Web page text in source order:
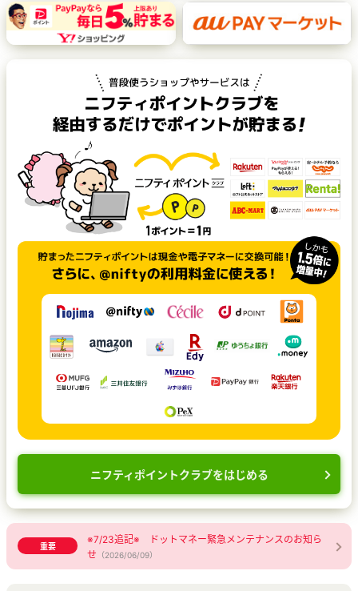
ニフティポイントクラブをはじめる
重要
※7/23追記※ ドットマネー緊急メンテナンスのお知ら
せ （2026/06/09）